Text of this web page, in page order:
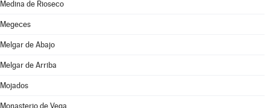
Medina de Rioseco
Megeces
Melgar de Abajo
Melgar de Arriba
Mojados
Monasterio de Vega